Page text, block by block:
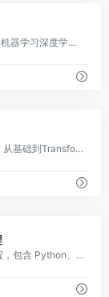
阿里云天池AI学习平台，从Python基础到机器学习深度学习的系列课程，配合天池大赛实战，理论与竞赛结合。
台湾大学李宏毅教授年度更新的ML课程，从基础到Transformer/生成式AI，讲解生动易懂，华人圈最受欢迎的ML课程之一。
Kaggle 官方互动式数据科学和 ML 微课程，包含 Python、ML、SQL、计算机视觉等免费短课，浏览器内直接编程练习。